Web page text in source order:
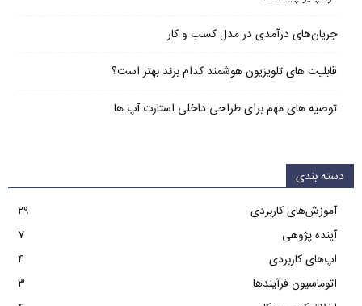
جریان‌های درآمدی در مدل کسب و کار
قابلیت های تلویزیون هوشمند کدام برند بهتر است؟
توصیه های مهم برای طراحی داخلی استارت آپ‌ ها
دسته بندی
آموزش‌های کاربردی
۲۹
آینده پژوهی
۷
اپ‌های کاربردی
۴
اتوماسیون فرآیندها
۳